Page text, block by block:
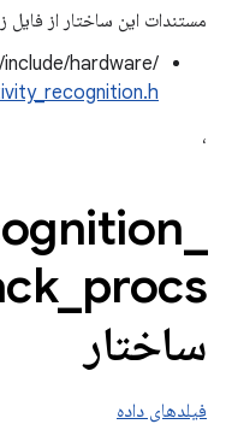
مستندات این ساختار از
hardware/
،
_
ساختار
فیلدهای داده